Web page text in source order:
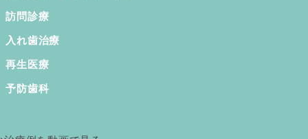
訪問診療
入れ歯治療
再生医療
予防歯科